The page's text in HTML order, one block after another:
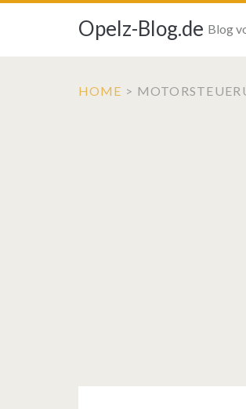
Opelz-Blog.de Blog
HOME >